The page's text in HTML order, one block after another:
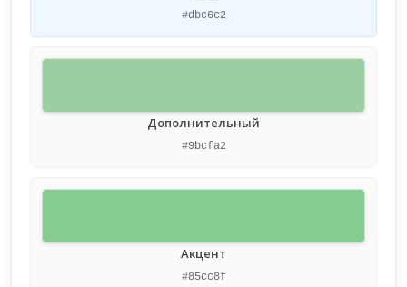
#dbc6c2
Дополнительный
#9bcfa2
Акцент
#85cc8f